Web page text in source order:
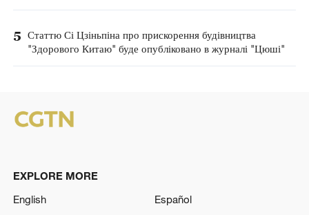
5 Статтю Сі Цзіньпіна про прискорення будівництва
"Здорового Китаю" буде опубліковано в журналі "Цюші"
EXPLORE MORE
English
Español